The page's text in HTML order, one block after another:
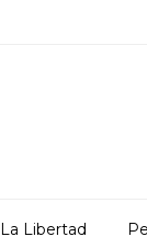
La Libertad